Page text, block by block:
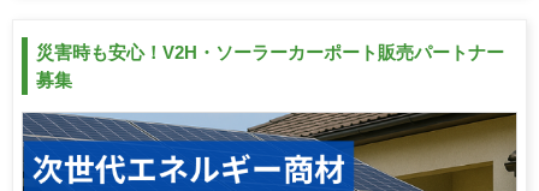
災害時も安心！V2H・ソーラーカーポート販売パートナー
募集